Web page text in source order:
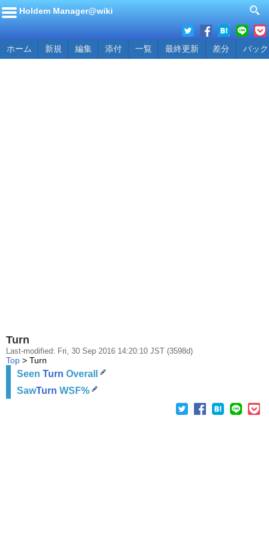
Holdem Manager@wiki
ホーム 新規 編集 添付 一覧 最終更新 差分 バッ
Turn
Last-modified: Fri, 30 Sep 2016 14:20:10 JST (3598d)
Top > Turn
Seen Turn Overall
SawTurn WSF%